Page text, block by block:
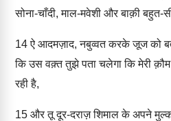
सोना-चाँदी, माल-मवेशी और बाक़ी बहुत-
14ऐ आदमज़ाद, नबुव्वत करके जूज को
कि उस वक़्त तुझे पता चलेगा कि मेरी
रही है,
15 और तू दूर-दराज़ शिमाल के अपने